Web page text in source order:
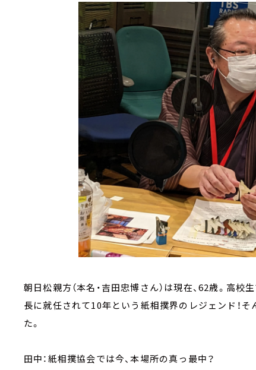
朝日松親方（本名・吉田忠博さん）は現在、62歳。高
長に就任されて10年という紙相撲界のレジェンド！
た。
田中：紙相撲協会では今、本場所の真っ最中？